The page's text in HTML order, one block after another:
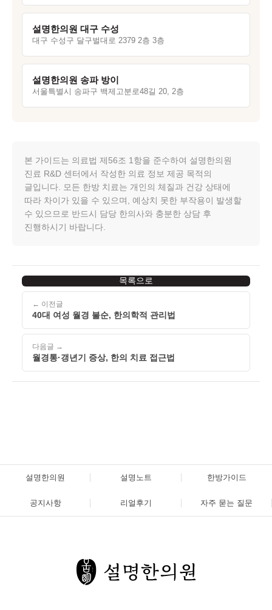
설명한의원 대구 수성
대구 수성구 달구벌대로 2379 2층 3층
설명한의원 송파 방이
서울특별시 송파구 백제고분로48길 20, 2층
본 가이드는 의료법 제56조 1항을 준수하여 설명한의원
진료 R&D 센터에서 작성한 의료 정보 제공 목적의
글입니다. 모든 한방 치료는 개인의 체질과 건강 상태에
따라 차이가 있을 수 있으며, 예상치 못한 부작용이 발생할
수 있으므로 반드시 담당 한의사와 충분한 상담 후
진행하시기 바랍니다.
← 이전글
40대 여성 월경 불순, 한의학적 관리법
목록으로
다음글 →
월경통·갱년기 증상, 한의 치료 접근법
설명한의원 설명노트 한방가이드
공지사항 리얼후기 자주 묻는 질문